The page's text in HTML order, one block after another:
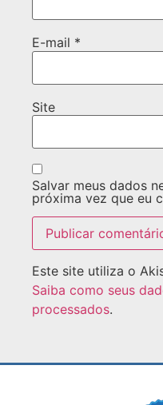
E-mail *
Site
Salvar meus dados
próxima vez que eu
Este site utiliza o
Saiba como seus
processados.